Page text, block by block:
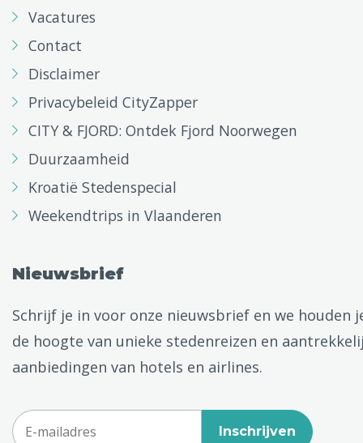
Vacatures
Contact
Disclaimer
Privacybeleid CityZapper
CITY & FJORD: Ontdek Fjord Noorwegen
Duurzaamheid
Kroatië Stedenspecial
Weekendtrips in Vlaanderen
Nieuwsbrief
Schrijf je in voor onze nieuwsbrief en we houden
de hoogte van unieke stedenreizen en
aanbiedingen van hotels en airlines.
Inschrijven